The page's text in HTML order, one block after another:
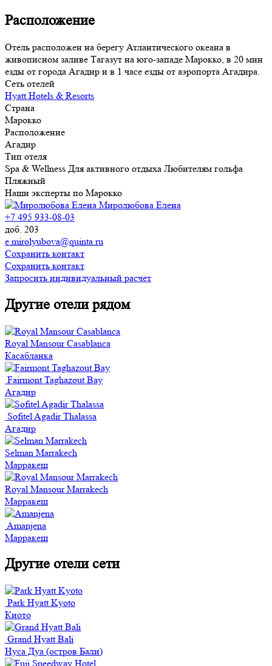
Расположение
Отель расположен на берегу Атлантического океана в
живописном заливе Тагазут на юго-западе Марокко, в 20 мин
езды от города Агадир и в 1 часе езды от аэропорта Агадира.
Сеть отелей
Hyatt Hotels & Resorts
Страна
Марокко
Расположение
Агадир
Тип отеля
Spa & Wellness Для активного отдыха Любителям гольфа
Пляжный
Наши эксперты по Марокко
Миролюбова Елена
+7 495 933-08-03
доб. 203
e.mirolyubova@quinta.ru
Сохранить контакт
Сохранить контакт
Запросить индивидуальный расчет
Другие отели рядом
Royal Mansour Casablanca
Касабланка
Fairmont Taghazout Bay
Агадир
Sofitel Agadir Thalassa
Агадир
Selman Marrakech
Марракеш
Royal Mansour Marrakech
Марракеш
Amanjena
Марракеш
Другие отели сети
Park Hyatt Kyoto
Киото
Grand Hyatt Bali
Нуса Дуа (остров Бали)